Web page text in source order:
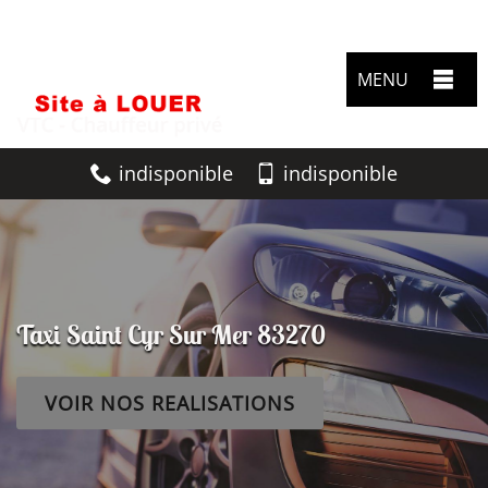
MENU
indisponible indisponible
Taxi Saint Cyr Sur Mer 83270
VOIR NOS REALISATIONS